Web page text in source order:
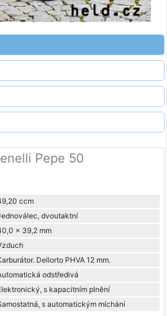
Pepe 50
ccm
dvoutaktní
x 39,2 mm
Dellorto PHVA 12 mm.
odstředivá
s kapacitním plnění
s automatickým míchání